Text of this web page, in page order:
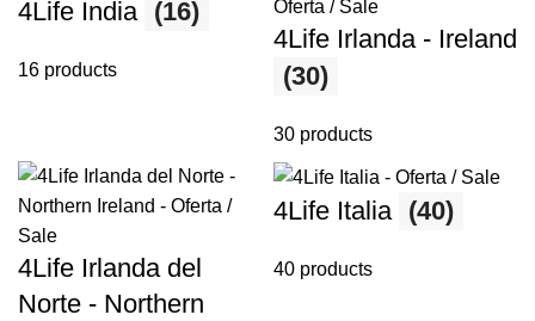
4Life India (16)
16 products
4Life Irlanda - Ireland
(30)
30 products
4Life Irlanda del
Norte - Northern
4Life Italia (40)
40 products